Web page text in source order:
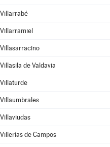
Villarrabé
Villarramiel
Villasarracino
Villasila de Valdavia
Villaturde
Villaumbrales
Villaviudas
Villerías de Campos